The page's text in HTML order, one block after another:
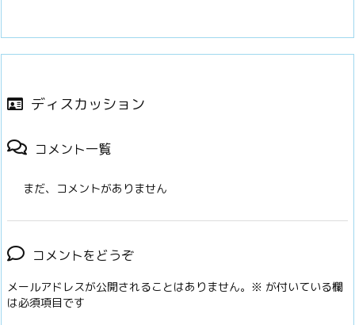
ディスカッション
コメント一覧
まだ、コメントがありません
コメントをどうぞ
メールアドレスが公開されることはありません。 ※ が付いている欄
は必須項目です